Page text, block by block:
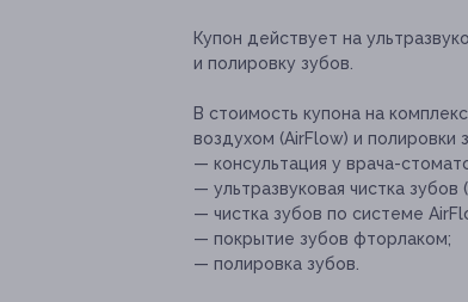
Купон действует на
и полировку зубов.
В стоимость купона на
воздухом (AirFlow) и полировки
— консультация у врача-
— ультразвуковая чистка
— чистка зубов по системе
— покрытие зубов фторлаком;
— полировка зубов.